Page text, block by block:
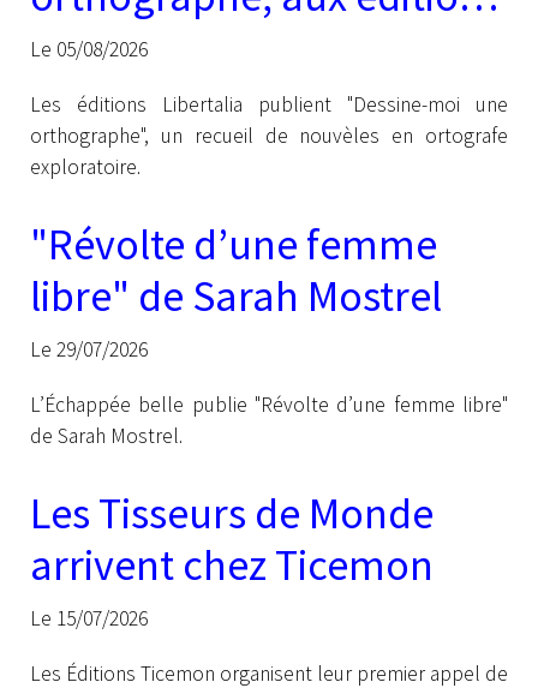
Libertalia
Le 05/08/2026
Les éditions Libertalia publient "Dessine-moi une
orthographe", un recueil de nouvèles en ortografe
exploratoire.
"Révolte d’une femme
libre" de Sarah Mostrel
Le 29/07/2026
L’Échappée belle publie "Révolte d’une femme libre"
de Sarah Mostrel.
Les Tisseurs de Monde
arrivent chez Ticemon
Le 15/07/2026
Les Éditions Ticemon organisent leur premier appel de